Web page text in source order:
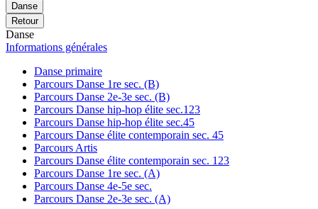
Danse
Retour
Danse
Informations générales
Danse primaire
Parcours Danse 1re sec. (B)
Parcours Danse 2e-3e sec. (B)
Parcours Danse hip-hop élite sec.123
Parcours Danse hip-hop élite sec.45
Parcours Danse élite contemporain sec. 45
Parcours Artis
Parcours Danse élite contemporain sec. 123
Parcours Danse 1re sec. (A)
Parcours Danse 4e-5e sec.
Parcours Danse 2e-3e sec. (A)